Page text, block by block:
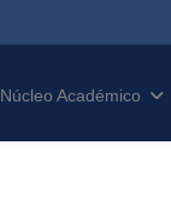
Núcleo Académico